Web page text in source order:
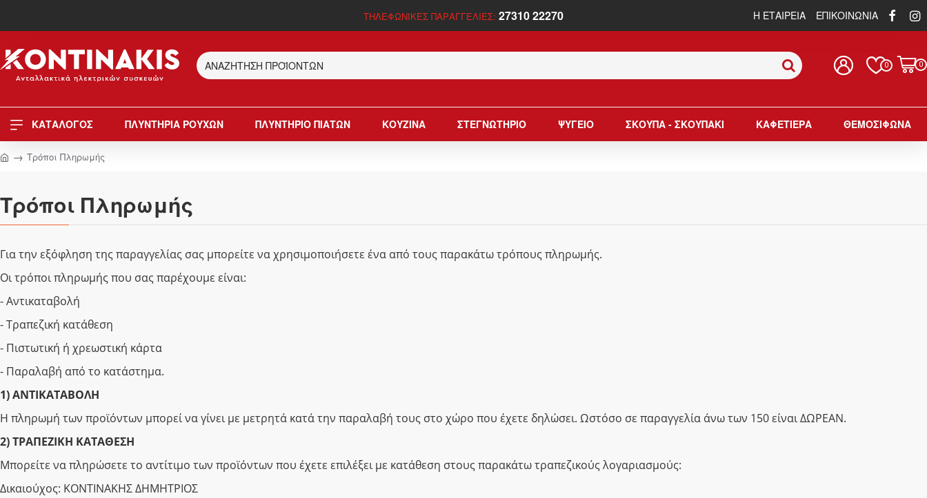
ΤΗΛΕΦΩΝΙΚΕΣ ΠΑΡΑΓΓΕΛΙΕΣ: 27310 22270 Η ΕΤΑΙΡΕΙΑ ΕΠΙΚΟΙΝΩΝΙΑ
0 0
ΚΑΤΑΛΟΓΟΣ ΠΛΥΝΤΗΡΙΑ ΡΟΥΧΩΝ ΠΛΥΝΤΗΡΙΟ ΠΙΑΤΩΝ ΚΟΥΖΙΝΑ ΣΤΕΓΝΩΤΗΡΙΟ ΨΥΓΕΙΟ ΣΚΟΥΠΑ - ΣΚΟΥΠΑΚΙ ΚΑΦΕΤΙΕΡΑ ΘΕΜΟΣΙΦΩΝΑ
Τρόποι Πληρωμής
Τρόποι Πληρωμής
Για την εξόφληση της παραγγελίας σας μπορείτε να χρησιμοποιήσετε ένα από τους παρακάτω τρόπους πληρωμής.
Οι τρόποι πληρωμής που σας παρέχουμε είναι:
- Αντικαταβολή
- Τραπεζική κατάθεση
- Πιστωτική ή χρεωστική κάρτα
- Παραλαβή από το κατάστημα.
1) ΑΝΤΙΚΑΤΑΒΟΛΗ
Η πληρωμή των προϊόντων μπορεί να γίνει με μετρητά κατά την παραλαβή τους στο χώρο που έχετε δηλώσει. Ωστόσο σε παραγγελία άνω των 150 είναι ΔΩΡΕΑΝ.
2) ΤΡΑΠΕΖΙΚΗ ΚΑΤΑΘΕΣΗ
Μπορείτε να πληρώσετε το αντίτιμο των προϊόντων που έχετε επιλέξει με κατάθεση στους παρακάτω τραπεζικούς λογαριασμούς:
Δικαιούχος: ΚΟΝΤΙΝΑΚΗΣ ΔΗΜΗΤΡΙΟΣ